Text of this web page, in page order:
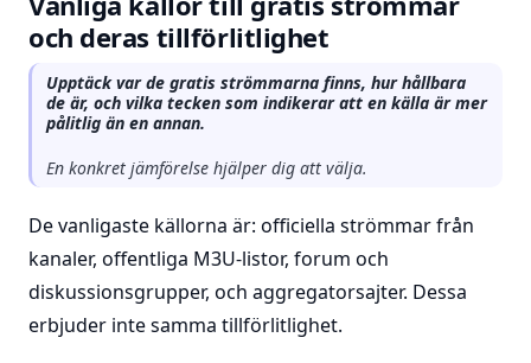
och deras tillförlitlighet
Upptäck var de gratis strömmarna finns, hur hållbara
de är, och vilka tecken som indikerar att en källa är mer
pålitlig än en annan.
En konkret jämförelse hjälper dig att välja.
De vanligaste källorna är: officiella strömmar från
kanaler, offentliga M3U-listor, forum och
diskussionsgrupper, och aggregatorsajter. Dessa
erbjuder inte samma tillförlitlighet.